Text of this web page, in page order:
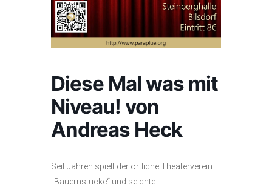
Diese Mal was mit
Niveau! von
Andreas Heck
Seit Jahren spielt der örtliche Theaterverein
„Bauernstücke“ und seichte